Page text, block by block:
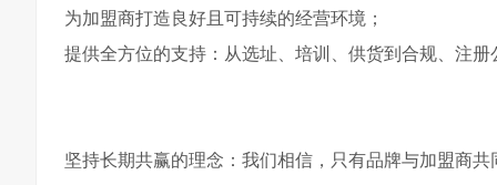
为加盟商打造良好且可持续的经营环境；
提供全方位的支持：从选址、培训、供货到合规、注
坚持长期共赢的理念：我们相信，只有品牌与加盟商